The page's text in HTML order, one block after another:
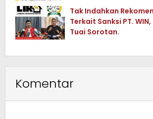
Tak Indahkan
Terkait Sanksi PT.
Tuai Sorotan.
Komentar